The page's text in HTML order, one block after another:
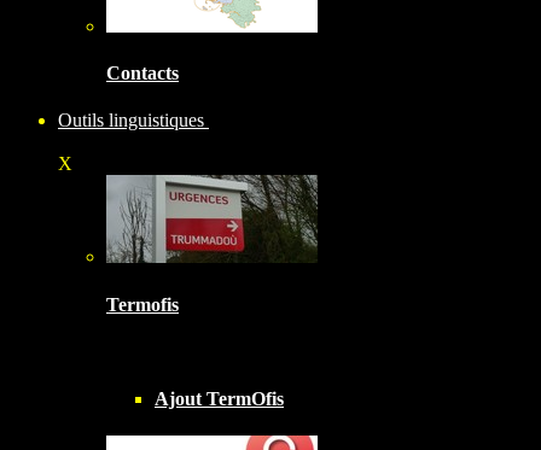
Contacts
Outils linguistiques
X
Termofis
Ajout TermOfis